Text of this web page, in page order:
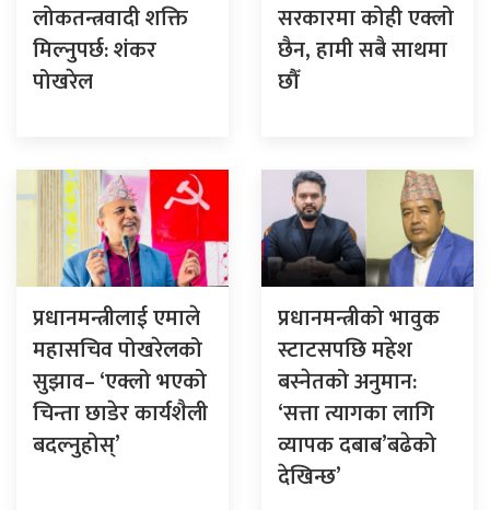
लोकतन्त्रवादी शक्ति
मिल्नुपर्छ: शंकर
पोखरेल
सरकारमा कोही एक्लो
छैन, हामी सबै साथमा
छौँ
प्रधानमन्त्रीलाई एमाले
महासचिव पोखरेलको
सुझाव– ‘एक्लो भएको
चिन्ता छाडेर कार्यशैली
बदल्नुहोस्’
प्रधानमन्त्रीको भावुक
स्टाटसपछि महेश
बस्नेतको अनुमान:
‘सत्ता त्यागका लागि
व्यापक दबाब’बढेको
देखिन्छ’